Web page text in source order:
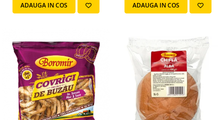
ADAUGA IN COS ADAUGA IN COS